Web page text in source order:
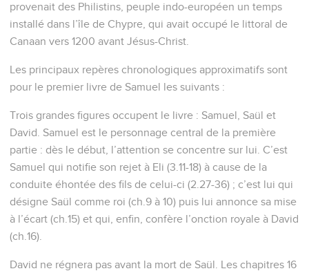
provenait des Philistins, peuple indo-européen un temps
installé dans l’île de Chypre, qui avait occupé le littoral de
Canaan vers 1200 avant Jésus-Christ.
Les principaux repères chronologiques approximatifs sont
pour le premier livre de Samuel les suivants :
Trois grandes figures occupent le livre : Samuel, Saül et
David. Samuel est le personnage central de la première
partie : dès le début, l’attention se concentre sur lui. C’est
Samuel qui notifie son rejet à Eli (3.11-18) à cause de la
conduite éhontée des fils de celui-ci (2.27-36) ; c’est lui qui
désigne Saül comme roi (ch.9 à 10) puis lui annonce sa mise
à l’écart (ch.15) et qui, enfin, confère l’onction royale à David
(ch.16).
David ne régnera pas avant la mort de Saül. Les chapitres 16